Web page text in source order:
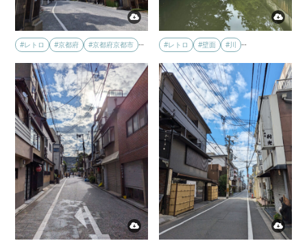
#レトロ #壁面 #川
#レトロ #京都府 #京都府京都市